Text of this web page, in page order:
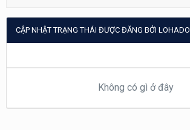
CẬP NHẬT TRẠNG THÁI ĐƯỢC ĐĂNG BỞI LOHADO
Không có gì ở đây